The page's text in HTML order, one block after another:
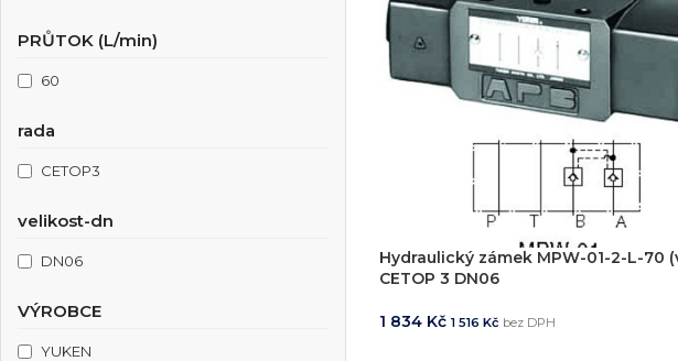
Projektování systémů
Za posledních 20 let jsme realizovali více než
Specializujeme se na konstrukci
Simulace chování zařízení
Konstrukce stroje
Dodávka řešení na klíč
Více o službě
PRŮTOK (L/min)
60
rada
CETOP3
velikost-dn
DN06
VÝROBCE
YUKEN
Hydraulický zámek MPW-01-2-L-70
CETOP 3 DN06
1 834 Kč 1 516 Kč bez DPH